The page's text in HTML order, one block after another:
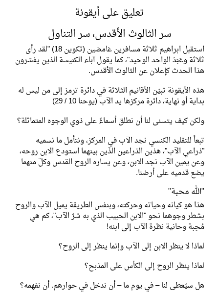
تعليق على أيقونة
سر الثالوث الأقدس، سر التناول
استقبل ابراهيم ثلاثة مسافرين غامضين (تكوين 18) "لقد رأى
ثلاثة وعَبَدَ الواحد الوحيد"، كما يقول آباء الكنيسة الذين يفسّرون
هذا الحدث كإعلان عن الثالوث الأقدس.
هذه الأيقونة تبيّن الأقانيم الثلاثة في دائرة ترمز إلى من ليس له
بداية أو نهاية، دائرة مركزها يد الآب (يوحنا 10 / 29)
ولكن كيف يتسنى لنا أن نطلق أسماءً على ذوي الوجوه المتماثلة؟
تبعاً للتقليد الكنسي نجد الآب في المركز، ونتأمل ما نسميه
"ذراعي الآب"، هذين الذراعين الذَين بينهما استودع الابن روحه،
وعن يمين الآب نجد الابن، وعن يساره الروح القدس وكلّ منهما
يضع قدميه على أرضنا.
"الله محبة"
هذا هو كيانه وحياته وحركته، وبنفس الطريقة يميل الآب والروح
بشطر وجوهما نحو "الابن الحبيب الذي به سُرّ الآب"، كم هي
مُحِبة وحانية نظرة الآب إلى ابنه!
لماذا لا ينظر الابن إلى الآب وإنما ينظر إلى الروح؟
لماذا ينظر الروح إلى الكأس على المذبح؟
هل سيُعطى لنا – في يوم ما – أن ندخل في حوارهم. أن نفهمه؟